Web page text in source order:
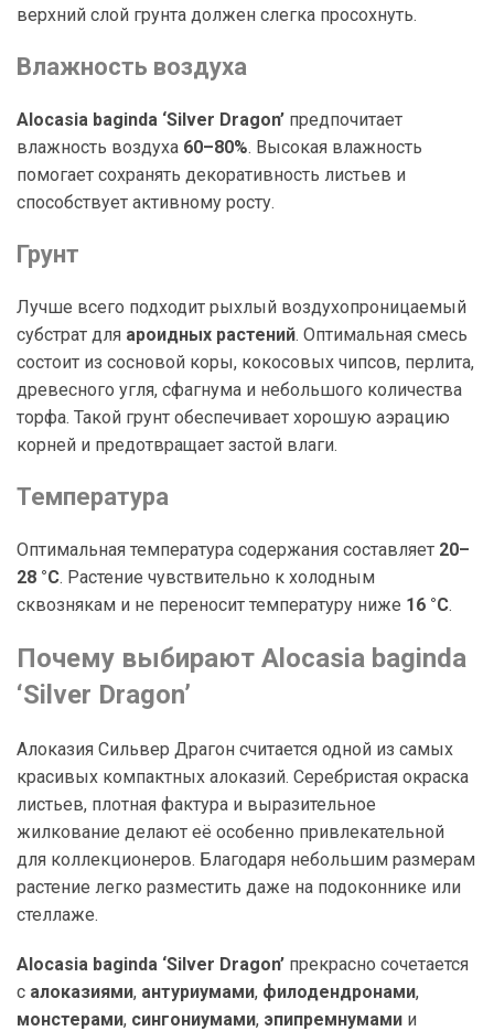
верхний слой грунта должен слегка просохнуть.
Влажность воздуха
Alocasia baginda ‘Silver Dragon’ предпочитает
влажность воздуха 60–80%. Высокая влажность
помогает сохранять декоративность листьев и
способствует активному росту.
Грунт
Лучше всего подходит рыхлый воздухопроницаемый
субстрат для ароидных растений. Оптимальная смесь
состоит из сосновой коры, кокосовых чипсов, перлита,
древесного угля, сфагнума и небольшого количества
торфа. Такой грунт обеспечивает хорошую аэрацию
корней и предотвращает застой влаги.
Температура
Оптимальная температура содержания составляет 20–
28 °C. Растение чувствительно к холодным
сквознякам и не переносит температуру ниже 16 °C.
Почему выбирают Alocasia baginda
‘Silver Dragon’
Алоказия Сильвер Драгон считается одной из самых
красивых компактных алоказий. Серебристая окраска
листьев, плотная фактура и выразительное
жилкование делают её особенно привлекательной
для коллекционеров. Благодаря небольшим размерам
растение легко разместить даже на подоконнике или
стеллаже.
Alocasia baginda ‘Silver Dragon’ прекрасно сочетается
с алоказиями, антуриумами, филодендронами,
монстерами, сингониумами, эпипремнумами и